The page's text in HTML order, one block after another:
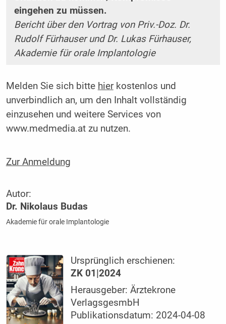
eingehen zu müssen.
Bericht über den Vortrag von Priv.-Doz. Dr.
Rudolf Fürhauser und Dr. Lukas Fürhauser,
Akademie für orale Implantologie
Melden Sie sich bitte hierkostenlos und
unverbindlich an, um den Inhalt vollständig
einzusehen und weitere Services von
www.medmedia.at zu nutzen.
Zur Anmeldung
Autor:
Dr. Nikolaus Budas
Akademie für orale Implantologie
Ursprünglich erschienen:
ZK 01|2024
Herausgeber: Ärztekrone
VerlagsgesmbH
Publikationsdatum: 2024-04-08